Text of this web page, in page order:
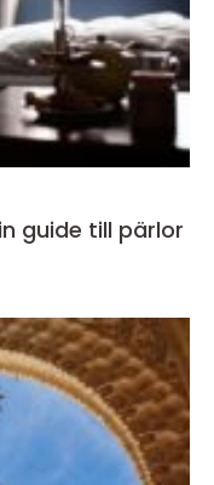
guide till pärlor